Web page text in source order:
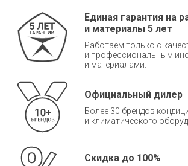
Единая гарантия на
и материалы 5 лет
Работаем только с
и профессиональным
и материалами.
Официальный дилер
Более 30 брендов
и климатического
Скидка до 100%